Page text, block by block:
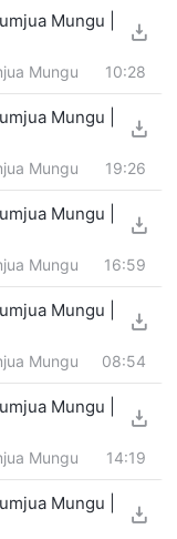
Mungu |
Mungu 10:28
Mungu |
Mungu 19:26
Mungu |
Mungu 16:59
Mungu |
Mungu 08:54
Mungu |
Mungu 14:19
Mungu |